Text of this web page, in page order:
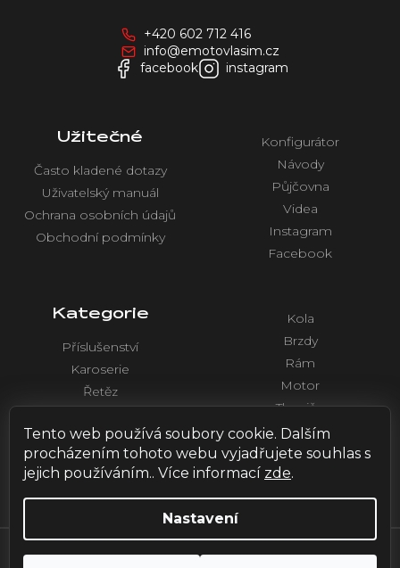
Tento web používá soubory cookie. Dalším
procházením tohoto webu vyjadřujete souhlas s
jejich používáním.. Více informací zde.
Nastavení
+420 602 712 416
info@emotovlasim.cz
facebook
instagram
Užitečné
Často kladené dotazy
Uživatelský manuál
Ochrana osobních údajů
Obchodní podmínky
Konfigurátor
Návody
Půjčovna
Videa
Instagram
Facebook
Kategorie
Příslušenství
Karoserie
Řetěz
Elektronika
Kola
Brzdy
Rám
Motor
Tlumiče
Řídítka a ovládaní
Vytvořil Shoptet